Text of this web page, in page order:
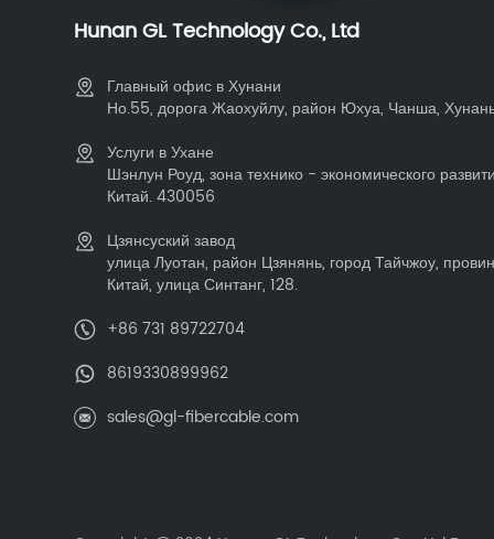
Hunan GL Technology Co., Ltd
Главный офис в Хунани
Но.55, дорога Жаохуйлу, район Юхуа, Чанша,
Услуги в Ухане
Шэнлун Роуд, зона технико - экономического
Китай. 430056
Цзянсуский завод
улица Луотан, район Цзянянь, город Тайчжоу,
Китай, улица Синтанг, 128.
+86 731 89722704
8619330899962
sales@gl-fibercable.com